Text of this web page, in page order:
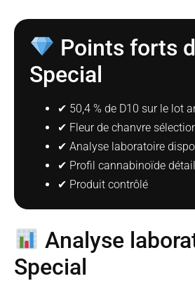
Points forts
Special
✔ 50,4 % de D10 sur le lot
✔ Fleur de chanvre
✔ Analyse laboratoire
✔ Profil cannabinoïde
✔ Produit contrôlé
Analyse
Special